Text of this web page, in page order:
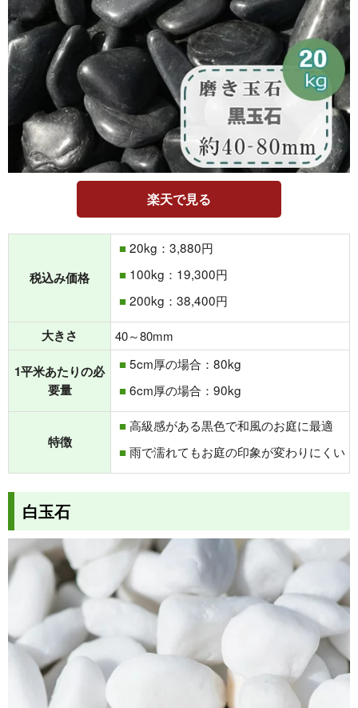
楽天で見る
税込み価格
20kg：3,880円
100kg：19,300円
200kg：38,400円
大きさ
40～80mm
1平米あたりの必
要量
5cm厚の場合：80kg
6cm厚の場合：90kg
特徴
高級感がある黒色で和風のお庭に最適
雨で濡れてもお庭の印象が変わりにくい
白玉石